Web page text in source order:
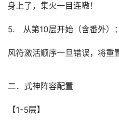
身上了，集火一目连嗷！
5. 从第10层开始（含番外）：
风符激活顺序一旦错误，将重
二．式神阵容配置
【1-5层】